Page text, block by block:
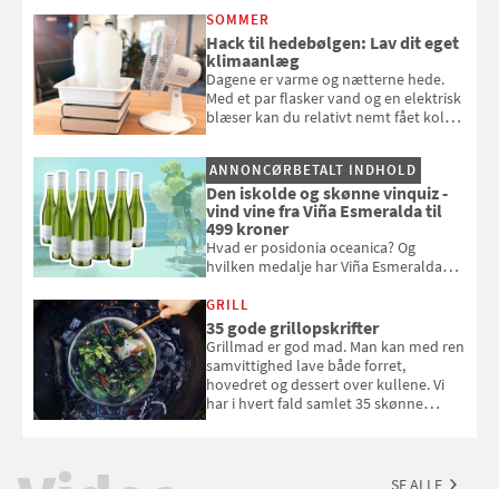
opmærksom, når du smider
badebassinet eller et badedyr ud
SOMMER
Hack til hedebølgen: Lav dit eget
klimaanlæg
Dagene er varme og nætterne hede.
Med et par flasker vand og en elektrisk
blæser kan du relativt nemt fået koldt
og se, hvordan du gør
ANNONCØRBETALT INDHOLD
Den iskolde og skønne vinquiz -
vind vine fra Viña Esmeralda til
499 kroner
Hvad er posidonia oceanica? Og
hvilken medalje har Viña Esmeralda
med i Samvirkes skønne vinquiz, hvor
du kan vinde 6 flasker vin fra Viña
Esmeralda. Konkurrencen slutter 1.
september 2026.
GRILL
35 gode grillopskrifter
Grillmad er god mad. Man kan med ren
samvittighed lave både forret,
hovedret og dessert over kullene. Vi
har i hvert fald samlet 35 skønne
SE ALLE